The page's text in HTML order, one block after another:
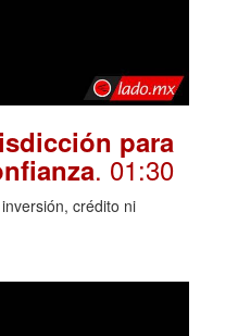
para
. 01:30
crédito ni